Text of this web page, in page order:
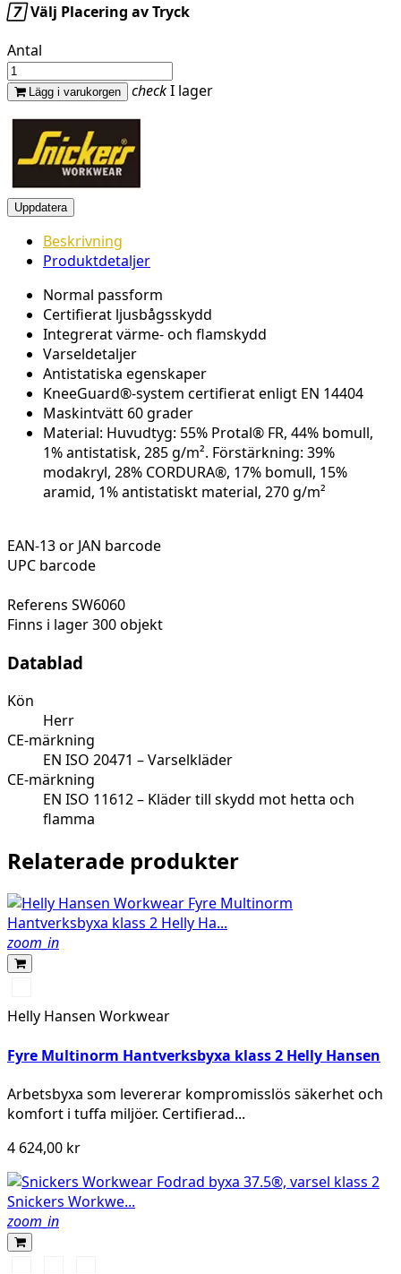
Välj Placering av Tryck
Antal
Lägg i varukorgen checkI lager
Beskrivning
Produktdetaljer
Normal passform
Certifierat ljusbågsskydd
Integrerat värme- och flamskydd
Varseldetaljer
Antistatiska egenskaper
KneeGuard®-system certifierat enligt EN 14404
Maskintvätt 60 grader
Material: Huvudtyg: 55% Protal® FR, 44% bomull,
1% antistatisk, 285 g/m². Förstärkning: 39%
modakryl, 28% CORDURA®, 17% bomull, 15%
aramid, 1% antistatiskt material, 270 g/m²
EAN-13 or JAN barcode
UPC barcode
Referens SW6060
Finns i lager300 objekt
Datablad
Kön
Herr
CE-märkning
EN ISO 20471 – Varselkläder
CE-märkning
EN ISO 11612 – Kläder till skydd mot hetta och
flamma
Relaterade produkter
zoom_in
HIGH
VIS
YELLOW
Helly Hansen Workwear
Fyre Multinorm Hantverksbyxa klass 2 Helly Hansen
Arbetsbyxa som levererar kompromisslös säkerhet och
komfort i tuffa miljöer. Certifierad...
4 624,00 kr
zoom_in